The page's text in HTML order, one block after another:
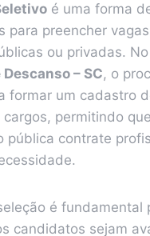
é uma forma
para preencher
ou privadas.
– SC, o
formar um cadastro
permitindo
pública contrate
é fundamental
candidatos sejam